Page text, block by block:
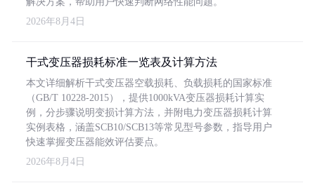
2026年8月4日
干式变压器损耗标准一览表及计算方法
本文详细解析干式变压器空载损耗、负载损耗的国家标准
（GB/T 10228-2015），提供1000kVA变压器损耗计算实
例，分步骤说明变损计算方法，并附电力变压器损耗计算
实例表格，涵盖SCB10/SCB13等常见型号参数，指导用户
快速掌握变压器能效评估要点。
2026年8月4日